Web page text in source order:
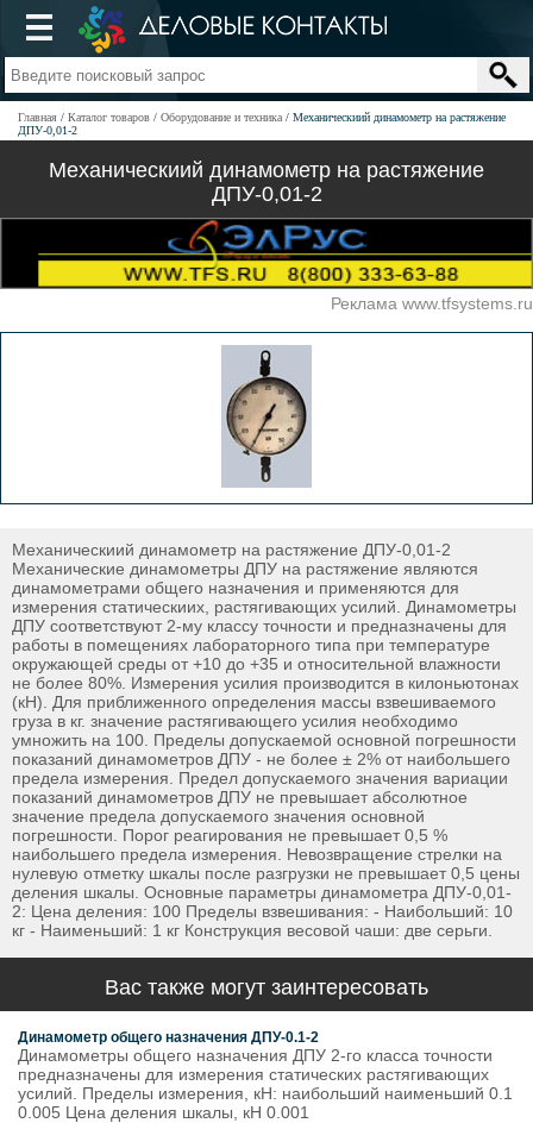
Главная Каталог товаров Оборудование и техника
Механическиий динамометр на растяжение
ДПУ-0,01-2
Механическиий динамометр на растяжение
ДПУ-0,01-2
Реклама www.tfsystems.ru
Механическиий динамометр на растяжение ДПУ-0,01-2
Механические динамометры ДПУ на растяжение являются
динамометрами общего назначения и применяются для
измерения статическиих, растягивающих усилий. Динамометры
ДПУ соответствуют 2-му классу точности и предназначены для
работы в помещениях лабораторного типа при температуре
окружающей среды от +10 до +35 и относительной влажности
не более 80%. Измерения усилия производится в килоньютонах
(кН). Для приближенного определения массы взвешиваемого
груза в кг. значение растягивающего усилия необходимо
умножить на 100. Пределы допускаемой основной погрешности
показаний динамометров ДПУ - не более ± 2% от наибольшего
предела измерения. Предел допускаемого значения вариации
показаний динамометров ДПУ не превышает абсолютное
значение предела допускаемого значения основной
погрешности. Порог реагирования не превышает 0,5 %
наибольшего предела измерения. Невозвращение стрелки на
нулевую отметку шкалы после разгрузки не превышает 0,5 цены
деления шкалы. Основные параметры динамометра ДПУ-0,01-
2: Цена деления: 100 Пределы взвешивания: - Наибольший: 10
кг - Наименьший: 1 кг Конструкция весовой чаши: две серьги.
Вас также могут заинтересовать
Динамометр общего назначения ДПУ-0.1-2
Динамометры общего назначения ДПУ 2-го класса точности
предназначены для измерения статических растягивающих
усилий. Пределы измерения, кН: наибольший наименьший 0.1
0.005 Цена деления шкалы, кН 0.001